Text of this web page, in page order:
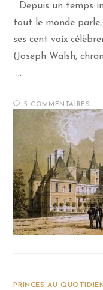
Depuis un temps
tout le monde parle,
ses cent voix
(Joseph Walsh,
…
5 COMMENTAIRES
PRINCES AU